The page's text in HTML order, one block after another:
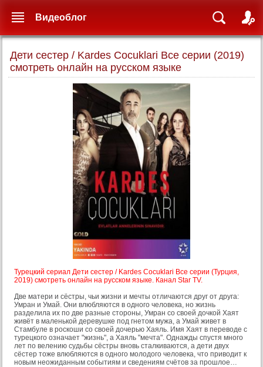
Дети сестер / Kardes Cocuklari Все серии (2019)
смотреть онлайн на русском языке
Турецкий сериал Дети сестер / Kardes Cocuklari Все серии (Турция,
2019) смотреть онлайн на русском языке. Канал Star TV.
Две матери и сёстры, чьи жизни и мечты отличаются друг от друга:
Умран и Умай. Они влюбляются в одного человека, но жизнь
разделила их по две разные стороны, Умран со своей дочкой Хаят
живёт в маленькой деревушке под гнетом мужа, а Умай живет в
Стамбуле в роскоши со своей дочерью Хаяль. Имя Хаят в переводе с
турецкого означает "жизнь", а Хаяль "мечта". Однажды спустя много
лет по велению судьбы сёстры вновь сталкиваются, а дети двух
сёстер тоже влюбляются в одного молодого человека, что приводит к
новым неожиданным событиям и сведениям счётов за прошлое…
Видеоблог